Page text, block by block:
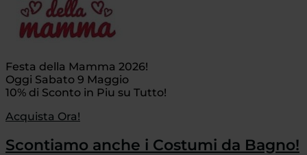
Festa della Mamma 2026!
Oggi Sabato 9 Maggio
10% di Sconto in Piu su Tutto!
Acquista Ora!
Scontiamo anche i Costumi da Bagno!